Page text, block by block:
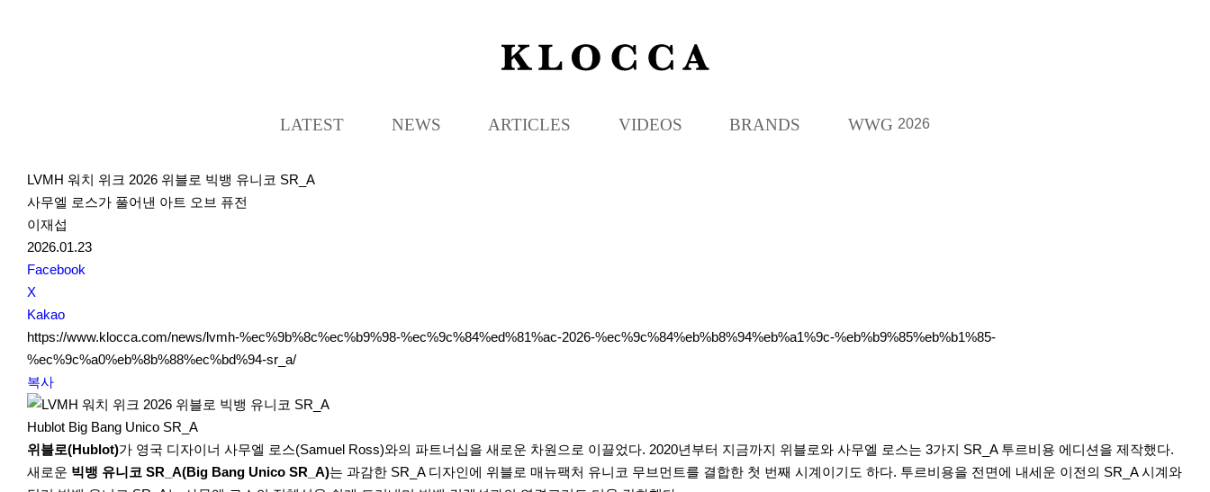
K
L
C
LATEST NEWS ARTICLES VIDEOS BRANDS WWG 2026
LVMH 워치 위크 2026 위블로 빅뱅 유니코 SR_A
사무엘 로스가 풀어낸 아트 오브 퓨전
이재섭
2026.01.23
S
N
S
S
h
a
r
e
Facebook
X
Kakao
https://www.klocca.com/news/lvmh-%ec%9b%8c%ec%b9%98-%ec%9c%84%ed%81%ac-2026-%ec%9c%84%eb%b8%94%eb%a1%9c-%eb%b9%85%eb%b1%85-
%ec%9c%a0%eb%8b%88%ec%bd%94-sr_a/
복사
Hublot Big Bang Unico SR_A
위블로(Hublot)가 영국 디자이너 사무엘 로스(Samuel Ross)와의 파트너십을 새로운 차원으로 이끌었다. 2020년부터 지금까지 위블로와 사무엘 로스는 3가지 SR_A 투르비용 에디션을 제작했다.
새로운 빅뱅 유니코 SR_A(Big Bang Unico SR_A)는 과감한 SR_A 디자인에 위블로 매뉴팩처 유니코 무브먼트를 결합한 첫 번째 시계이기도 하다. 투르비용을 전면에 내세운 이전의 SR_A 시계와